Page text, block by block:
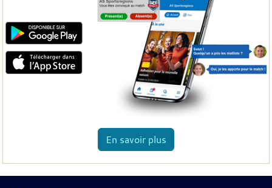
En savoir plus